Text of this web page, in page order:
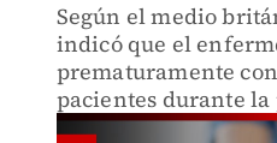
Según el medio
indicó que el
prematuramente
pacientes durante
coronavirus".